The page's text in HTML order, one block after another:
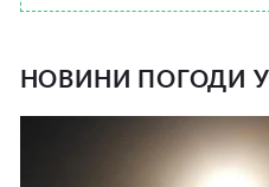
НОВИНИ ПОГОДИ